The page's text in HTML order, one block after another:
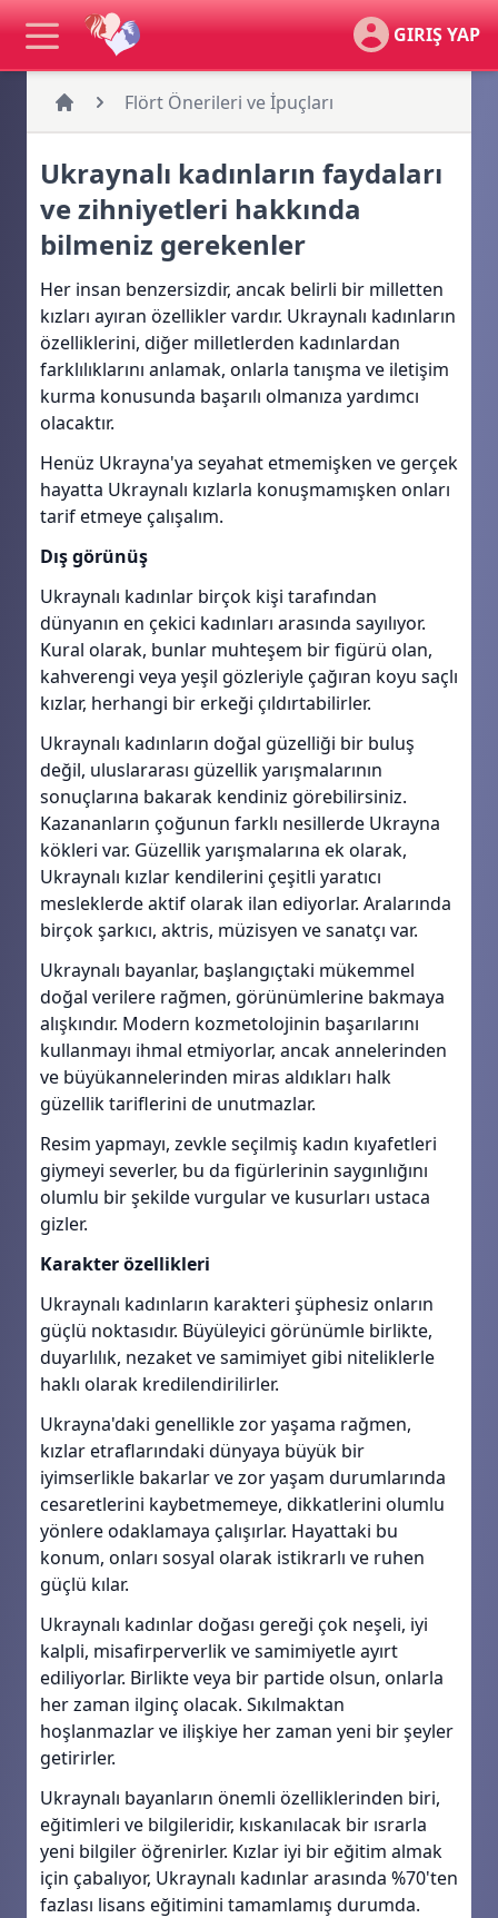
GIRIŞ YAP
Flört Önerileri ve İpuçları
Ukraynalı kadınların faydaları
ve zihniyetleri hakkında
bilmeniz gerekenler
Her insan benzersizdir, ancak belirli bir milletten
kızları ayıran özellikler vardır. Ukraynalı kadınların
özelliklerini, diğer milletlerden kadınlardan
farklılıklarını anlamak, onlarla tanışma ve iletişim
kurma konusunda başarılı olmanıza yardımcı
olacaktır.
Henüz Ukrayna'ya seyahat etmemişken ve gerçek
hayatta Ukraynalı kızlarla konuşmamışken onları
tarif etmeye çalışalım.
Dış görünüş
Ukraynalı kadınlar birçok kişi tarafından
dünyanın en çekici kadınları arasında sayılıyor.
Kural olarak, bunlar muhteşem bir figürü olan,
kahverengi veya yeşil gözleriyle çağıran koyu saçlı
kızlar, herhangi bir erkeği çıldırtabilirler.
Ukraynalı kadınların doğal güzelliği bir buluş
değil, uluslararası güzellik yarışmalarının
sonuçlarına bakarak kendiniz görebilirsiniz.
Kazananların çoğunun farklı nesillerde Ukrayna
kökleri var. Güzellik yarışmalarına ek olarak,
Ukraynalı kızlar kendilerini çeşitli yaratıcı
mesleklerde aktif olarak ilan ediyorlar. Aralarında
birçok şarkıcı, aktris, müzisyen ve sanatçı var.
Ukraynalı bayanlar, başlangıçtaki mükemmel
doğal verilere rağmen, görünümlerine bakmaya
alışkındır. Modern kozmetolojinin başarılarını
kullanmayı ihmal etmiyorlar, ancak annelerinden
ve büyükannelerinden miras aldıkları halk
güzellik tariflerini de unutmazlar.
Resim yapmayı, zevkle seçilmiş kadın kıyafetleri
giymeyi severler, bu da figürlerinin saygınlığını
olumlu bir şekilde vurgular ve kusurları ustaca
gizler.
Karakter özellikleri
Ukraynalı kadınların karakteri şüphesiz onların
güçlü noktasıdır. Büyüleyici görünümle birlikte,
duyarlılık, nezaket ve samimiyet gibi niteliklerle
haklı olarak kredilendirilirler.
Ukrayna'daki genellikle zor yaşama rağmen,
kızlar etraflarındaki dünyaya büyük bir
iyimserlikle bakarlar ve zor yaşam durumlarında
cesaretlerini kaybetmemeye, dikkatlerini olumlu
yönlere odaklamaya çalışırlar. Hayattaki bu
konum, onları sosyal olarak istikrarlı ve ruhen
güçlü kılar.
Ukraynalı kadınlar doğası gereği çok neşeli, iyi
kalpli, misafirperverlik ve samimiyetle ayırt
ediliyorlar. Birlikte veya bir partide olsun, onlarla
her zaman ilginç olacak. Sıkılmaktan
hoşlanmazlar ve ilişkiye her zaman yeni bir şeyler
getirirler.
Ukraynalı bayanların önemli özelliklerinden biri,
eğitimleri ve bilgileridir, kıskanılacak bir ısrarla
yeni bilgiler öğrenirler. Kızlar iyi bir eğitim almak
için çabalıyor, Ukraynalı kadınlar arasında %70'ten
fazlası lisans eğitimini tamamlamış durumda.